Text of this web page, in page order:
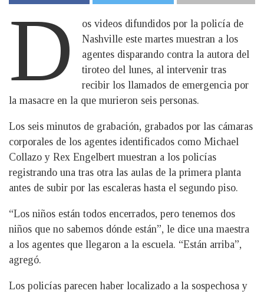
D
os videos difundidos por la policía de
Nashville este martes muestran a los
agentes disparando contra la autora del
tiroteo del lunes, al intervenir tras
recibir los llamados de emergencia por
la masacre en la que murieron seis personas.
Los seis minutos de grabación, grabados por las cámaras
corporales de los agentes identificados como Michael
Collazo y Rex Engelbert muestran a los policías
registrando una tras otra las aulas de la primera planta
antes de subir por las escaleras hasta el segundo piso.
“Los niños están todos encerrados, pero tenemos dos
niños que no sabemos dónde están”, le dice una maestra
a los agentes que llegaron a la escuela. “Están arriba”,
agregó.
Los policías parecen haber localizado a la sospechosa y